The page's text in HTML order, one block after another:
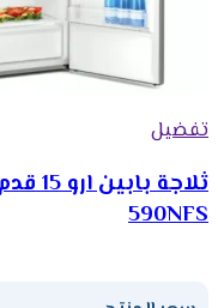
تفضيل
590NFS